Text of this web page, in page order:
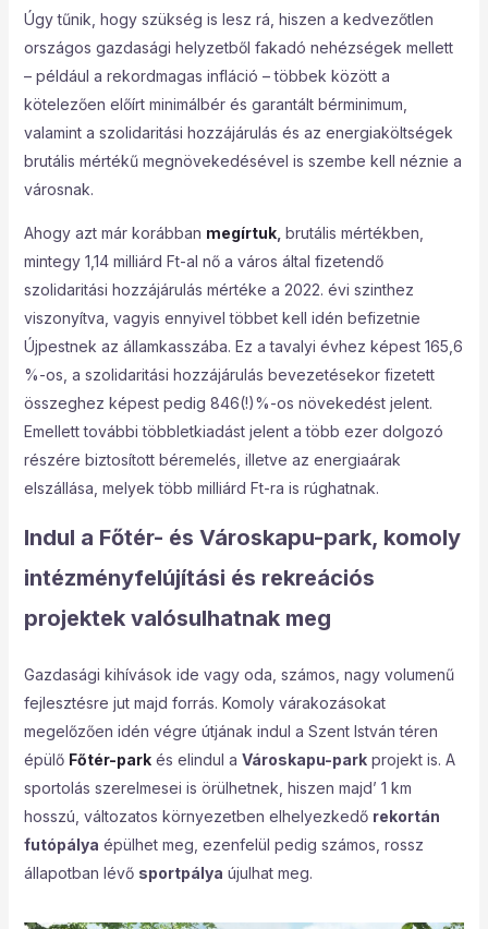
Úgy tűnik, hogy szükség is lesz rá, hiszen a kedvezőtlen
országos gazdasági helyzetből fakadó nehézségek mellett
– például a rekordmagas infláció – többek között a
kötelezően előírt minimálbér és garantált bérminimum,
valamint a szolidaritási hozzájárulás és az energiaköltségek
brutális mértékű megnövekedésével is szembe kell néznie a
városnak.
Ahogy azt már korábban megírtuk, brutális mértékben,
mintegy 1,14 milliárd Ft-al nő a város által fizetendő
szolidaritási hozzájárulás mértéke a 2022. évi szinthez
viszonyítva, vagyis ennyivel többet kell idén befizetnie
Újpestnek az államkasszába. Ez a tavalyi évhez képest 165,6
%-os, a szolidaritási hozzájárulás bevezetésekor fizetett
összeghez képest pedig 846(!)%-os növekedést jelent.
Emellett további többletkiadást jelent a több ezer dolgozó
részére biztosított béremelés, illetve az energiaárak
elszállása, melyek több milliárd Ft-ra is rúghatnak.
Indul a Főtér- és Városkapu-park, komoly
intézményfelújítási és rekreációs
projektek valósulhatnak meg
Gazdasági kihívások ide vagy oda, számos, nagy volumenű
fejlesztésre jut majd forrás. Komoly várakozásokat
megelőzően idén végre útjának indul a Szent István téren
épülő Főtér-parkés elindul a Városkapu-parkprojekt is. A
sportolás szerelmesei is örülhetnek, hiszen majd’ 1 km
hosszú, változatos környezetben elhelyezkedő rekortán
futópálya épülhet meg, ezenfelül pedig számos, rossz
állapotban lévő sportpálya újulhat meg.